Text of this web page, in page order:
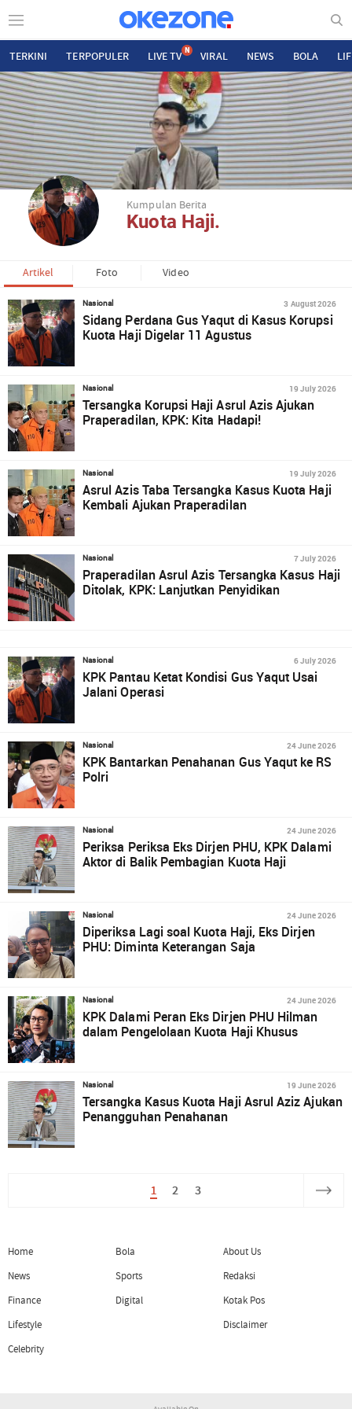
TERKINI TERPOPULER LIVE TV N VIRAL NEWS BOLA
Kumpulan Berita
Kuota Haji.
Artikel Foto Video
Nasional 3 August 2026
Sidang Perdana Gus Yaqut di Kasus Korupsi
Kuota Haji Digelar 11 Agustus
Nasional 19 July 2026
Tersangka Korupsi Haji Asrul Azis Ajukan
Praperadilan, KPK: Kita Hadapi!
Nasional 19 July 2026
Asrul Azis Taba Tersangka Kasus Kuota Haji
Kembali Ajukan Praperadilan
Nasional 7 July 2026
Praperadilan Asrul Azis Tersangka Kasus Haji
Ditolak, KPK: Lanjutkan Penyidikan
Nasional 6 July 2026
KPK Pantau Ketat Kondisi Gus Yaqut Usai
Jalani Operasi
Nasional 24 June 2026
KPK Bantarkan Penahanan Gus Yaqut ke RS
Polri
Nasional 24 June 2026
Periksa Periksa Eks Dirjen PHU, KPK Dalami
Aktor di Balik Pembagian Kuota Haji
Nasional 24 June 2026
Diperiksa Lagi soal Kuota Haji, Eks Dirjen
PHU: Diminta Keterangan Saja
Nasional 24 June 2026
KPK Dalami Peran Eks Dirjen PHU Hilman
dalam Pengelolaan Kuota Haji Khusus
Nasional 19 June 2026
Tersangka Kasus Kuota Haji Asrul Aziz Ajukan
Penangguhan Penahanan
1 2 3
Home
News
Finance
Lifestyle
Celebrity
Bola
Sports
Digital
About Us
Redaksi
Kotak Pos
Disclaimer